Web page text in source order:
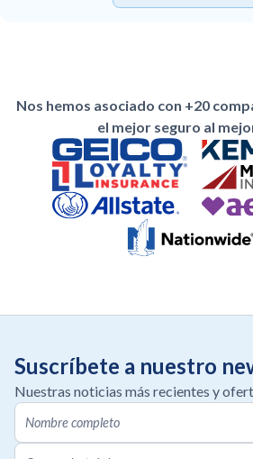
Nos hemos asociado con +20
el mejor seguro al
Suscríbete a nuestro
Nuestras noticias más recientes y